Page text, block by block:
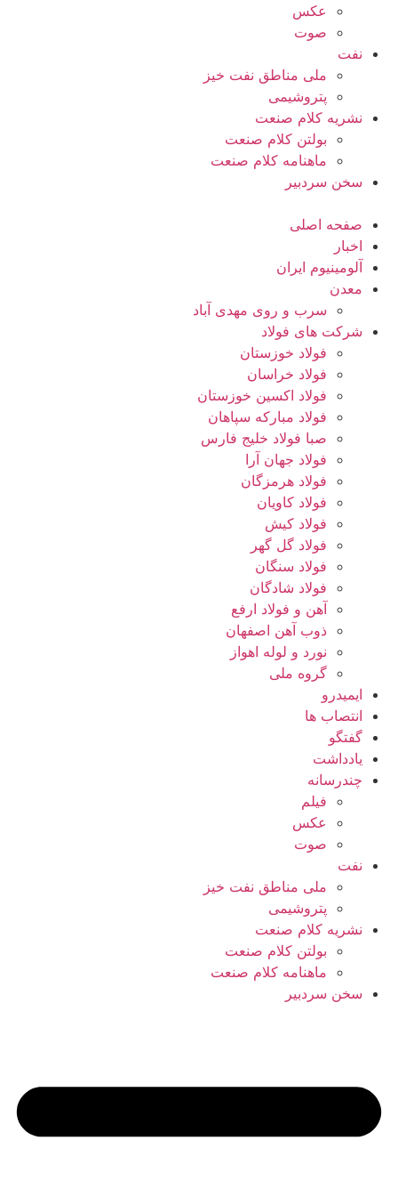
عکس
صوت
نفت
ملی مناطق نفت خیز
پتروشیمی
نشریه کلام صنعت
بولتن کلام صنعت
ماهنامه کلام صنعت
سخن سردبیر
صفحه اصلی
اخبار
آلومینیوم ایران
معدن
سرب و روی مهدی آباد
شرکت های فولاد
فولاد خوزستان
فولاد خراسان
فولاد اکسین خوزستان
فولاد مبارکه سپاهان
صبا فولاد خلیج فارس
فولاد جهان آرا
فولاد هرمزگان
فولاد کاویان
فولاد کیش
فولاد گل گهر
فولاد سنگان
فولاد شادگان
آهن و فولاد ارفع
ذوب آهن اصفهان
نورد و لوله اهواز
گروه ملی
ایمیدرو
انتصاب ها
گفتگو
یادداشت
چندرسانه
فیلم
عکس
صوت
نفت
ملی مناطق نفت خیز
پتروشیمی
نشریه کلام صنعت
بولتن کلام صنعت
ماهنامه کلام صنعت
سخن سردبیر